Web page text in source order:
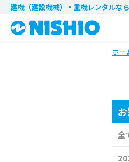
建機（建設機械）・重機レンタルな
ホー
全